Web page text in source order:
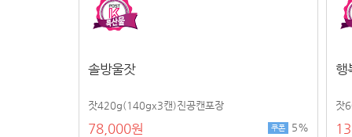
솔방울잣
잣420g(140gx3캔)진공캔포장
78,000원 쿠폰 5%
행
잣